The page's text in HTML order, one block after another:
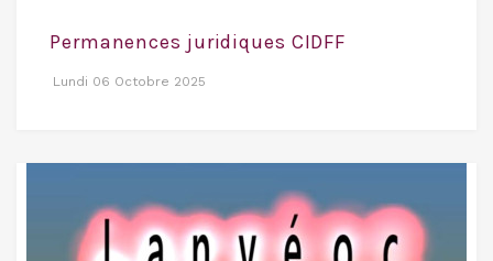
Permanences juridiques CIDFF
Lundi 06 Octobre 2025